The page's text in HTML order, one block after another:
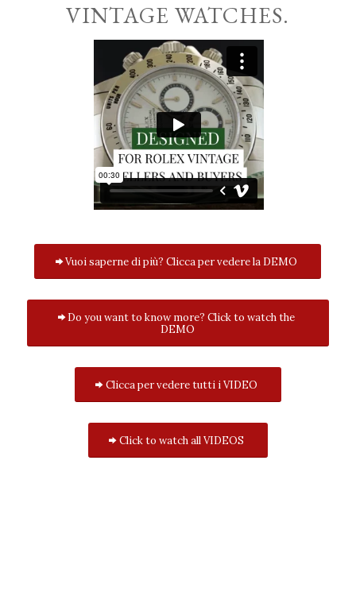
VINTAGE WATCHES.
Vuoi saperne di più? Clicca per vedere la DEMO
Do you want to know more? Click to watch the
DEMO
Clicca per vedere tutti i VIDEO
Click to watch all VIDEOS